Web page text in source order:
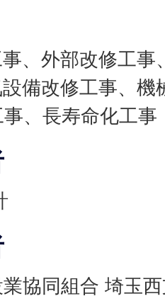
、外部改修工事
備改修工事、
、長寿命化工事
協同組合 埼玉